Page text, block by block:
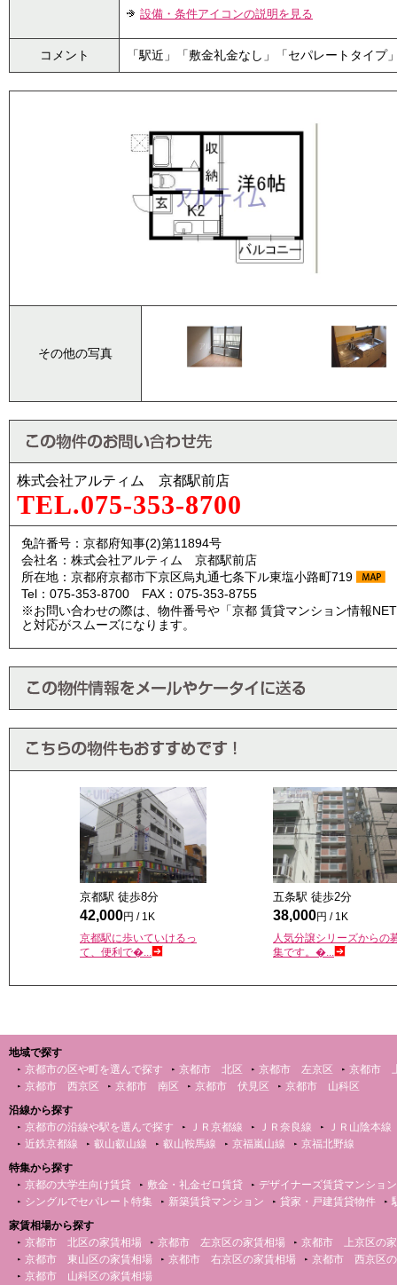
設備・条件アイコンの説明を見る
コメント 「駅近」「敷金礼金なし」「セパレートタイ
その他の写真
株式会社アルティム 京都駅前店
TEL.075-353-8700
免許番号：京都府知事(2)第11894号
会社名：株式会社アルティム 京都駅前店
所在地：京都府京都市下京区烏丸通七条下ル東塩小路町719
Tel：075-353-8700 FAX：075-353-8755
※お問い合わせの際は、物件番号や「京都 賃貸マンション情報
と対応がスムーズになります。
京都駅 徒歩8分
42,000円 / 1K
京都駅に歩いていけるっ
て、便利で�...
五条駅 徒歩2分
38,000円 / 1K
人気分譲シリーズからの
集です。�...
地域で探す
京都市の区や町を選んで探す
京都市 北区 京都市 左京区
京都市
京都市 西京区
京都市 南区 京都市 伏見区
京都市 山科区
沿線から探す
京都市の沿線や駅を選んで探す
ＪＲ京都線 ＪＲ奈良線
ＪＲ山陰本線
近鉄京都線
叡山叡山線 叡山鞍馬線 京福嵐山線
京福北野線
特集から探す
京都の大学生向け賃貸
敷金・礼金ゼロ賃貸
デザイナーズ賃貸マンション
シングルでセパレート特集
新築賃貸マンション 貸家・戸建賃貸物件
家賃相場から探す
京都市 北区の家賃相場
京都市 左京区の家賃相場
京都市 上京区の
京都市 東山区の家賃相場
京都市 右京区の家賃相場
京都市 西京区
京都市 山科区の家賃相場